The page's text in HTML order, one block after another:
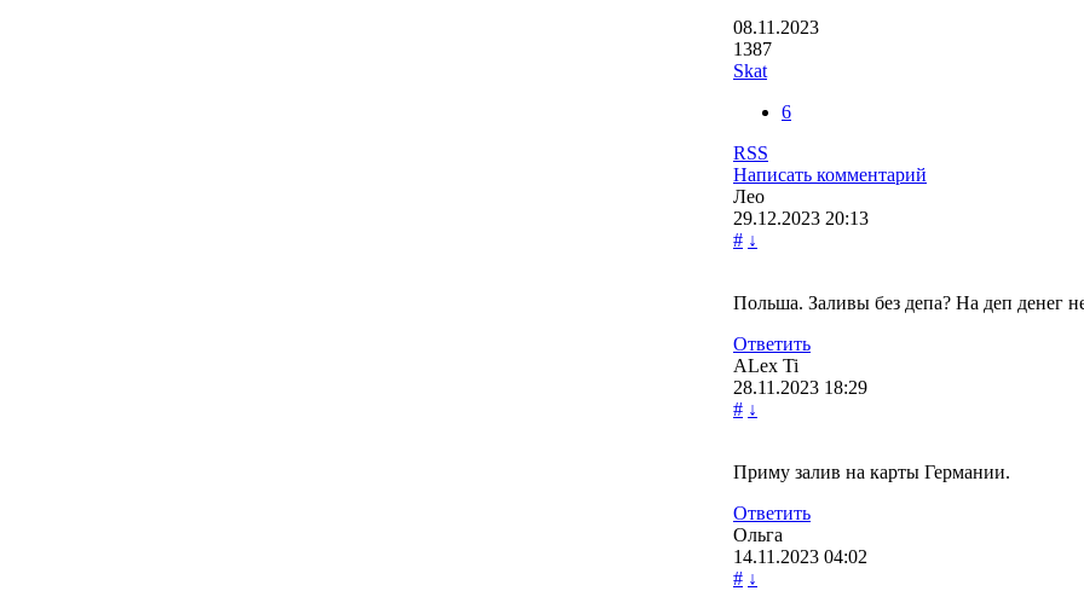
08.11.2023
1387
Skat
6
RSS
Написать комментарий
Лео
29.12.2023 20:13
# ↓
Польша. Заливы без депа? На деп денег
Ответить
ALex Ti
28.11.2023 18:29
# ↓
Приму залив на карты Германии.
Ответить
Ольга
14.11.2023 04:02
# ↓